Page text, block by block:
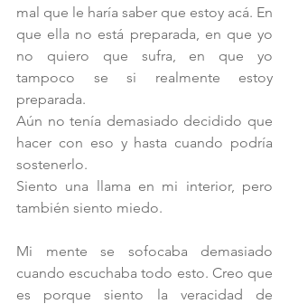
mal que le haría saber que estoy acá. En
que ella no está preparada, en que yo
no quiero que sufra, en que yo
tampoco se si realmente estoy
preparada.
Aún no tenía demasiado decidido que
hacer con eso y hasta cuando podría
sostenerlo.
Siento una llama en mi interior, pero
también siento miedo.
Mi mente se sofocaba demasiado
cuando escuchaba todo esto. Creo que
es porque siento la veracidad de